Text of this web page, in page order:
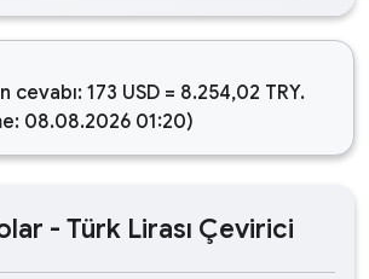
cevabı: 173 USD = 8.254,02 TRY.
08.08.2026 01:20)
- Türk Lirası Çevirici